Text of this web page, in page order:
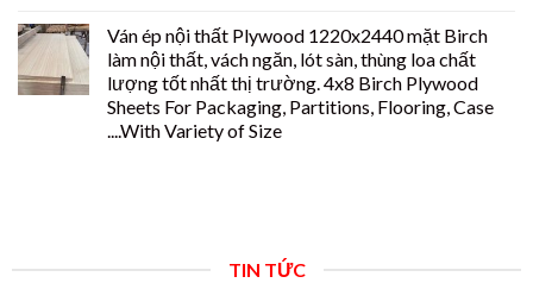
Ván ép nội thất Plywood 1220x2440 mặt Birch
làm nội thất, vách ngăn, lót sàn, thùng loa chất
lượng tốt nhất thị trường. 4x8 Birch Plywood
Sheets For Packaging, Partitions, Flooring, Case
....With Variety of Size
TIN TỨC